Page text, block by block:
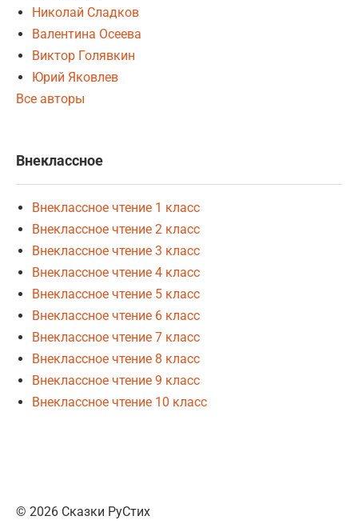
Николай Сладков
Валентина Осеева
Виктор Голявкин
Юрий Яковлев
Все авторы
Внеклассное
Внеклассное чтение 1 класс
Внеклассное чтение 2 класс
Внеклассное чтение 3 класс
Внеклассное чтение 4 класс
Внеклассное чтение 5 класс
Внеклассное чтение 6 класс
Внеклассное чтение 7 класс
Внеклассное чтение 8 класс
Внеклассное чтение 9 класс
Внеклассное чтение 10 класс
© 2026 Сказки РуСтих